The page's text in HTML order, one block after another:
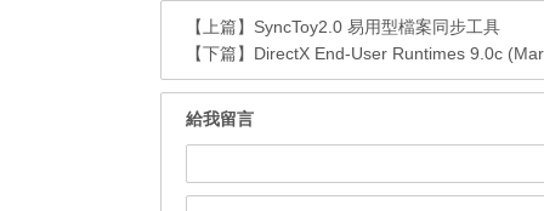
【上篇】 SyncToy2.0 易用型檔案同步工具
【下篇】 DirectX End-User Runtimes 9.0c
給我留言